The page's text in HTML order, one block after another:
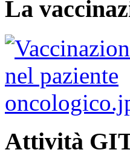
La
Attività